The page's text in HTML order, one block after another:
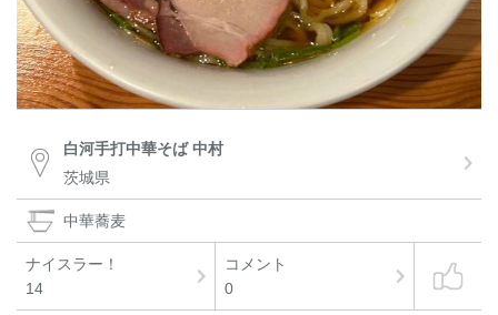
白河手打中華そば 中村
茨城県
中華蕎麦
ナイスラー！
14
コメント
0